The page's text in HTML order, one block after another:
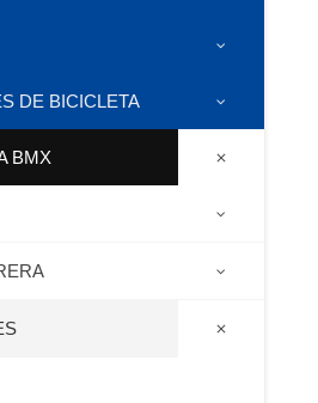
DE BICICLETA
BMX